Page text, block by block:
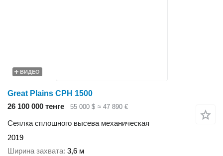
ВИДЕО
Great Plains CPH 1500
26 100 000 тенге
55 000 $ ≈ 47 890 €
Сеялка сплошного высева механическая
2019
Ширина захвата 3,6 м